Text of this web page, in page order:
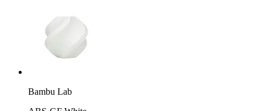
Bambu Lab